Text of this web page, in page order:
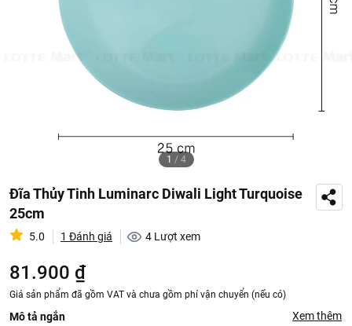
1 / 4
Đĩa Thủy Tinh Luminarc Diwali Light Turquoise
25cm
5.0 1 Đánh giá 4 Lượt xem
81.900 ₫
Giá sản phẩm đã gồm VAT và chưa gồm phí vận chuyển (nếu có)
Mô tả ngắn Xem thêm